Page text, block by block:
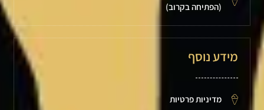
(הפתיחה בקרוב)
מידע נוסף
מדיניות פרטיות